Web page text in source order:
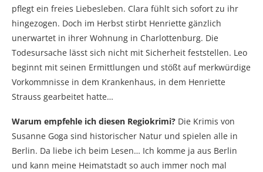
pflegt ein freies Liebesleben. Clara fühlt sich sofort zu ihr
hingezogen. Doch im Herbst stirbt Henriette gänzlich
unerwartet in ihrer Wohnung in Charlottenburg. Die
Todesursache lässt sich nicht mit Sicherheit feststellen. Leo
beginnt mit seinen Ermittlungen und stößt auf merkwürdige
Vorkommnisse in dem Krankenhaus, in dem Henriette
Strauss gearbeitet hatte…
Warum empfehle ich diesen Regiokrimi? Die Krimis von
Susanne Goga sind historischer Natur und spielen alle in
Berlin. Da liebe ich beim Lesen… Ich komme ja aus Berlin
und kann meine Heimatstadt so auch immer noch mal